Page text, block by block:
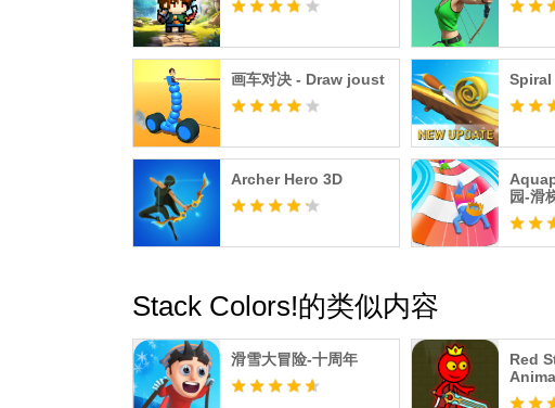
画车对决 - Draw joust Spiral
Archer Hero 3D
园-滑
Stack Colors!的类似内容
滑雪大冒险-十周年
Red